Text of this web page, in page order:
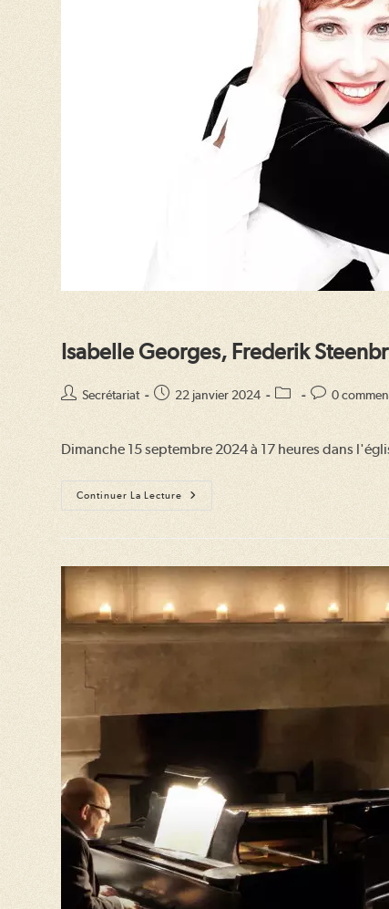
Isabelle Georges, Frederik
Auteur/autrice
publication :
Secrétariat
Publication
22 janvier 2024
Post
Commentaires
publication :
0
Dimanche 15 septembre 2024 à 17 heures dans
Continuer La Lecture
Isabelle
Georges,
Levi